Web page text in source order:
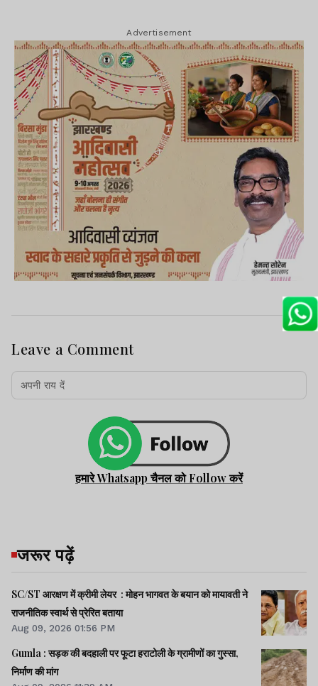
Advertisement
Leave a Comment
हमारे Whatsapp चैनल को Follow करें
जरूर पढ़ें
SC/ST आरक्षण में क्रीमी लेयर : मोहन भागवत के बयान को मायावती ने
राजनीतिक स्वार्थ से प्रेरित बताया
Aug 09, 2026 01:56 PM
Gumla : सड़क की बदहाली पर फूटा हराटोली के ग्रामीणों का गुस्सा,
निर्माण की मांग